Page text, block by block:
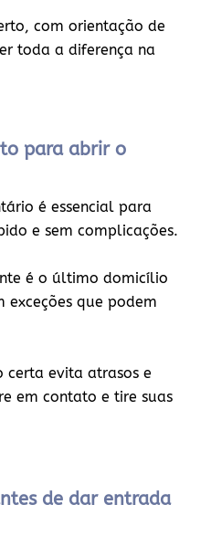
com orientação de
toda a diferença na
para abrir o
é essencial para
e sem complicações.
é o último domicílio
exceções que podem
certa evita atrasos e
em contato e tire suas
de dar entrada